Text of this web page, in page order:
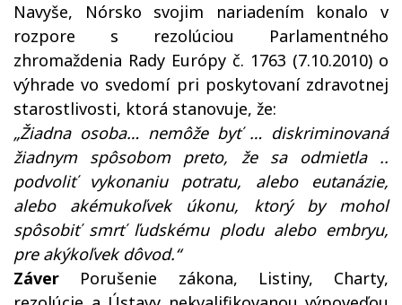
Navyše, Nórsko svojim nariadením konalo v
rozpore s rezolúciou Parlamentného
zhromaždenia Rady Európy č. 1763 (7.10.2010) o
výhrade vo svedomí pri poskytovaní zdravotnej
starostlivosti, ktorá stanovuje, že:
„Žiadna osoba… nemôže byť … diskriminovaná
žiadnym spôsobom preto, že sa odmietla ..
podvoliť vykonaniu potratu, alebo eutanázie,
alebo akémukoľvek úkonu, ktorý by mohol
spôsobiť smrť ľudskému plodu alebo embryu,
pre akýkoľvek dôvod.“
Záver Porušenie zákona, Listiny, Charty,